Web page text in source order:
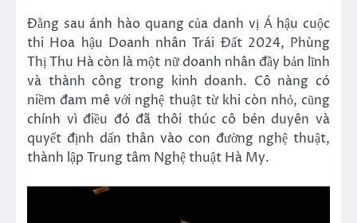
Đằng sau ánh hào quang của danh vị Á hậu cuộc
thi Hoa hậu Doanh nhân Trái Đất 2024, Phùng
Thị Thu Hà còn là một nữ doanh nhân đầy bản lĩnh
và thành công trong kinh doanh. Cô nàng có
niềm đam mê với nghệ thuật từ khi còn nhỏ, cũng
chính vì điều đó đã thôi thúc cô bén duyên và
quyết định dấn thân vào con đường nghệ thuật,
thành lập Trung tâm Nghệ thuật Hà My.